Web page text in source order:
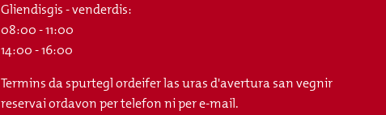
Gliendisgis - venderdis:
08:00 - 11:00
14:00 - 16:00
Termins da spurtegl ordeifer las uras d'avertura san vegnir
reservai ordavon per telefon ni per e-mail.